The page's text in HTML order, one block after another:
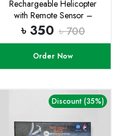
Rechargeable Helicopter
with Remote Sensor –
Remote Control Flying Toy |
Multicolor
৳ 350 ৳ 700
Order Now
Discount (35%)